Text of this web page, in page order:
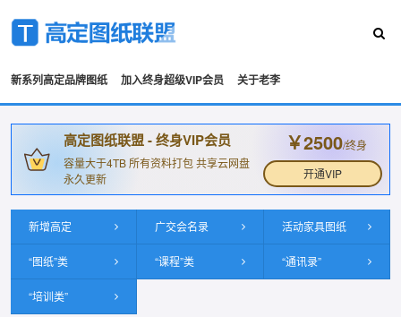
新系列高定品牌图纸 加入终身超级VIP会员 关于老李
高定图纸联盟 - 终身VIP会员
容量大于4TB 所有资料打包 共享云网盘
永久更新
￥2500/终身
开通VIP
新增高定 广交会名录 活动家具图纸
“图纸”类 “课程”类 “通讯录”
“培训类”